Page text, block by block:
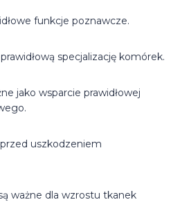
funkcje poznawcze.
specjalizację komórek.
jako wsparcie prawidłowej
uszkodzeniem
ważne dla wzrostu tkanek